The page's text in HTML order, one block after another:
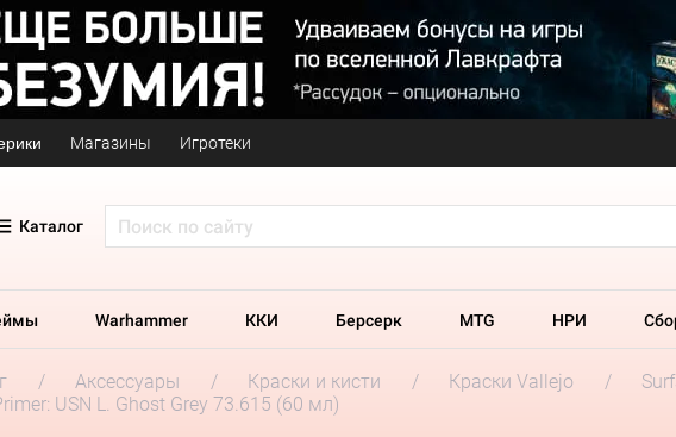
Магазины Игротеки
Каталог
Warhammer ККИ Берсерк MTG НРИ
Аксессуары Краски и кисти Краски Vallejo
USN L. Ghost Grey 73.615 (60 мл)